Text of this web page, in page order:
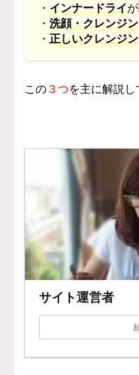
・ インナードライ
・ 洗顔・クレンジ
・ 正しいクレンジ
この ３つを主に解説し
サイト運営者